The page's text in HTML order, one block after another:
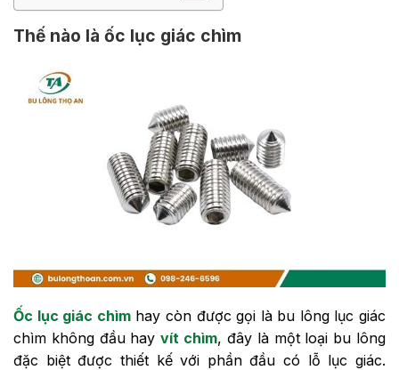
Thế nào là ốc lục giác chìm
Ốc lục giác chìmhay còn được gọi là bu lông lục giác
chìm không đầu hayvít chìm, đây là một loại bu lông
đặc biệt được thiết kế với phần đầu có lỗ lục giác.